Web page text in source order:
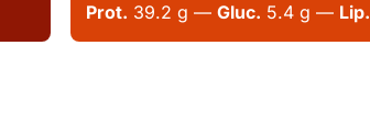
Prot. 39.2 g —Gluc. 5.4 g — Lip.